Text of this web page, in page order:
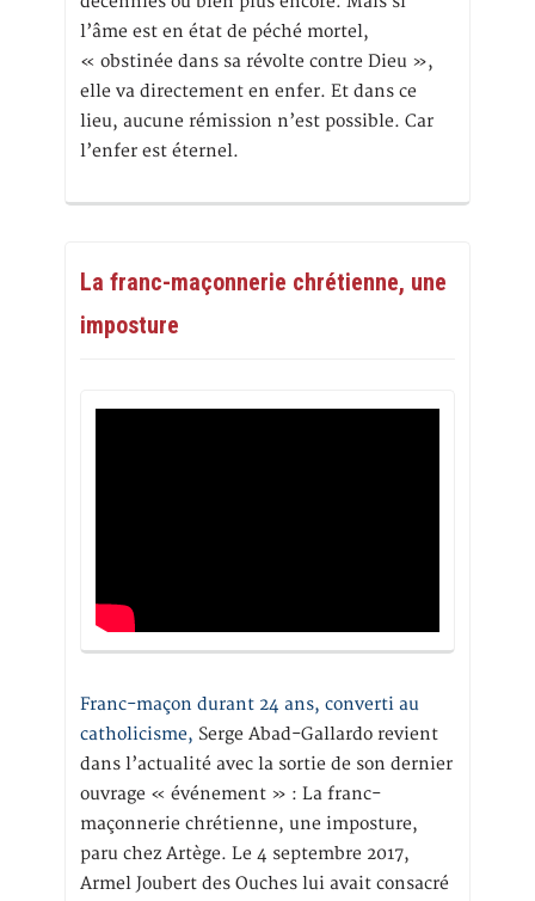
l’âme est en état de péché mortel,
« obstinée dans sa révolte contre Dieu »,
elle va directement en enfer. Et dans ce
lieu, aucune rémission n’est possible. Car
l’enfer est éternel.
La franc-maçonnerie chrétienne, une
imposture
Franc-maçon durant 24 ans, converti au
catholicisme, Serge Abad-Gallardo revient
dans l’actualité avec la sortie de son dernier
ouvrage « événement » : La franc-
maçonnerie chrétienne, une imposture,
paru chez Artège. Le 4 septembre 2017,
Armel Joubert des Ouches lui avait consacré